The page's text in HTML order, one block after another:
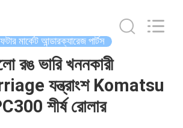
মার্কেট আন্ডারক্যারেজ পার্টস
রঙ ভারি খননকারী
যন্ত্রাংশ Komatsu
শীর্ষ রোলার